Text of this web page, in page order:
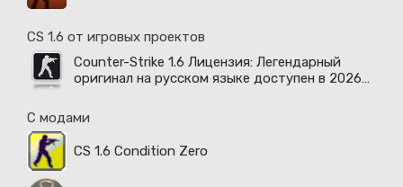
CS 1.6 от игровых проектов
Counter-Strike 1.6 Лицензия: Легендарный
оригинал на русском языке доступен в 2026
С модами
CS 1.6 Condition Zero